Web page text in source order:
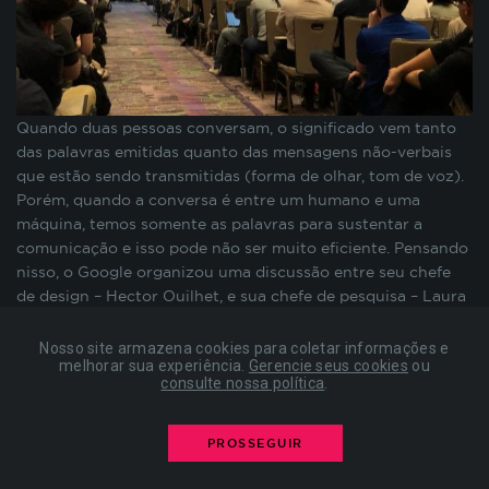
Nosso site armazena cookies para coletar informações e
melhorar sua experiência. Gerencie seus cookies ou
consulte nossa política
PROSSEGUIR
Quando duas pessoas conversam, o significado vem tanto
das palavras emitidas quanto das mensagens não-verbais
que estão sendo transmitidas (forma de olhar, tom de voz).
Porém, quando a conversa é entre um humano e uma
máquina, temos somente as palavras para sustentar a
comunicação e isso pode não ser muito eficiente. Pensando
nisso, o Google organizou uma discussão entre seu chefe
de design – Hector Ouilhet, e sua chefe de pesquisa – Laura
entre humanos e máquinas.O debate entre Ouilhet e Granka
mostrou como o Google evoluiu ao longo do tempo para
promover uma melhor compreensão e uma experiência de
Google apareceu, ele substituiu os portais como nosso
principal meio de acesso às informações na internet.
preenchimento de formulários, contagem de
visitas para a medição de performance de
páginas, entre outros. Todos armazenados sem a
possibilidade de identificação pessoal. Ao
configurar seu navegador para bloquear esses
cookies, algumas partes do site podem não
funcionar.
COOKIES DE PUBLICIDADE
Estes cookies são estabelecidos por nossos
compor um perfil sobre seus interesses e, a partir
disso, mostrar anúncios relevantes para você em
outros sites. As informações armazenadas são